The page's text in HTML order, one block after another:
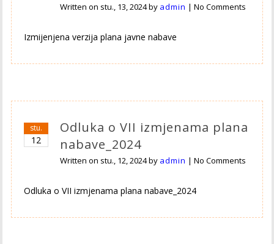
Written on stu., 13, 2024by admin |No Comments
Izmijenjena verzija plana javne nabave
stu.
12
Odluka o VII izmjenama plana
nabave_2024
Written on stu., 12, 2024by admin |No Comments
Odluka o VII izmjenama plana nabave_2024